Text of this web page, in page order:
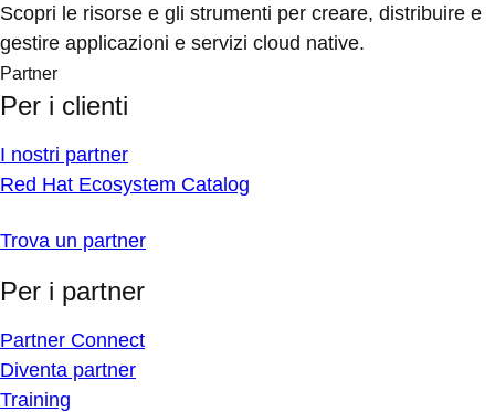
Scopri le risorse e gli strumenti per creare, distribuire e
gestire applicazioni e servizi cloud native.
Partner
Per i clienti
I nostri partner
Red Hat Ecosystem Catalog
Trova un partner
Per i partner
Partner Connect
Diventa partner
Training